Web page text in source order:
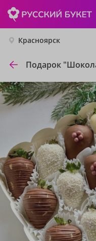
Красноярск
Подарок